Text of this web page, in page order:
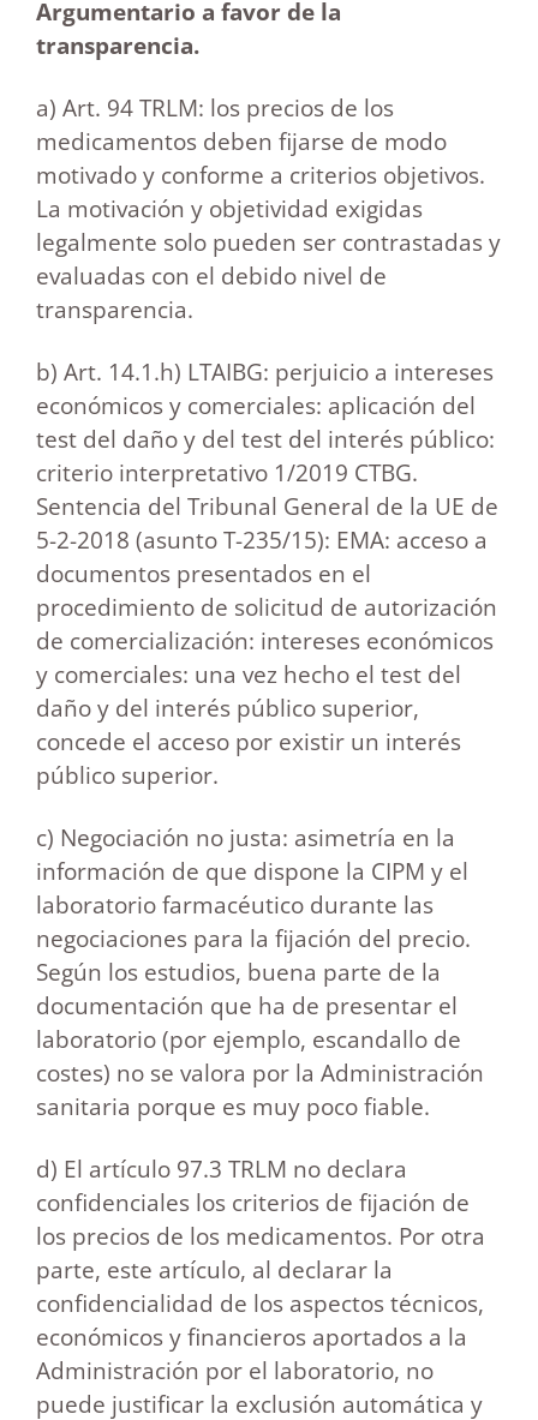
Argumentario a favor de la
transparencia.
a) Art. 94 TRLM: los precios de los
medicamentos deben fijarse de modo
motivado y conforme a criterios objetivos.
La motivación y objetividad exigidas
legalmente solo pueden ser contrastadas y
evaluadas con el debido nivel de
transparencia.
b) Art. 14.1.h) LTAIBG: perjuicio a intereses
económicos y comerciales: aplicación del
test del daño y del test del interés público:
criterio interpretativo 1/2019 CTBG.
Sentencia del Tribunal General de la UE de
5-2-2018 (asunto T-235/15): EMA: acceso a
documentos presentados en el
procedimiento de solicitud de autorización
de comercialización: intereses económicos
y comerciales: una vez hecho el test del
daño y del interés público superior,
concede el acceso por existir un interés
público superior.
c) Negociación no justa: asimetría en la
información de que dispone la CIPM y el
laboratorio farmacéutico durante las
negociaciones para la fijación del precio.
Según los estudios, buena parte de la
documentación que ha de presentar el
laboratorio (por ejemplo, escandallo de
costes) no se valora por la Administración
sanitaria porque es muy poco fiable.
d) El artículo 97.3 TRLM no declara
confidenciales los criterios de fijación de
los precios de los medicamentos. Por otra
parte, este artículo, al declarar la
confidencialidad de los aspectos técnicos,
económicos y financieros aportados a la
Administración por el laboratorio, no
puede justificar la exclusión automática y